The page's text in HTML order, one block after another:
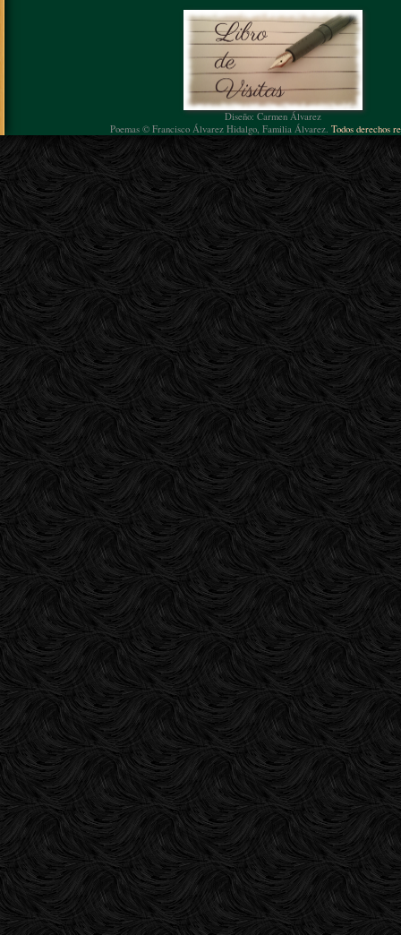
Diseño: Carmen Álvarez
Poemas © Francisco Álvarez Hidalgo, Familia Álvarez. Todos derechos